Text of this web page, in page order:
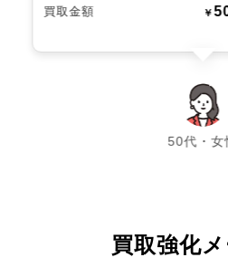
買取金額 ￥
50代・女
chevron_left chevron_right
買取強化